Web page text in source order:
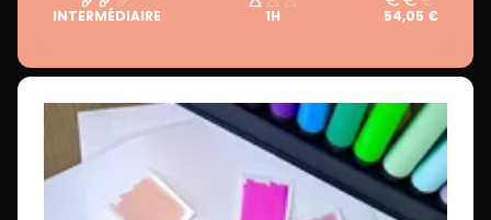
INTERMÉDIAIRE 1H 54,05 €